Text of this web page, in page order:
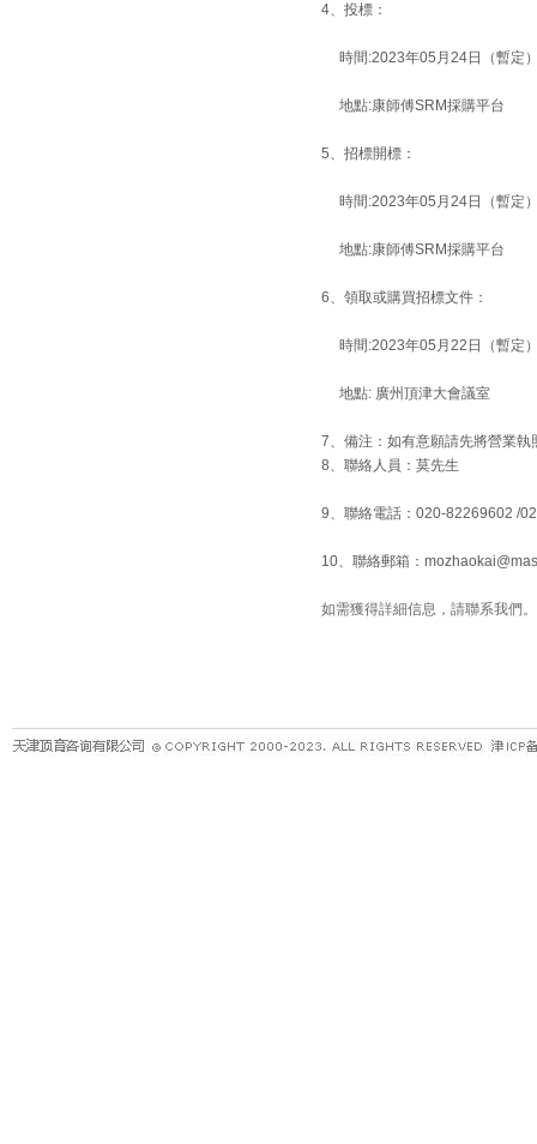
4、投標：
時間:2023年05月24日（暫定
地點:康師傅SRM採購平台
5、招標開標：
時間:2023年05月24日（暫定
地點:康師傅SRM採購平台
6、領取或購買招標文件：
時間:2023年05月22日（暫定
地點: 廣州頂津大會議室
7、備注：如有意願請先將營業
8、 聯絡人員：莫先生
9、聯絡電話：020-82269602 /
10、聯絡郵箱：
如需獲得詳細信息，請聯系我們。